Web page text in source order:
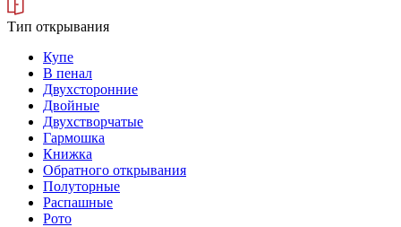
Тип открывания
Купе
В пенал
Двухсторонние
Двойные
Двухстворчатые
Гармошка
Книжка
Обратного открывания
Полуторные
Распашные
Рото